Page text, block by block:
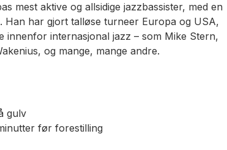
mest aktive og allsidige jazzbassister, med en
Han har gjort talløse turneer Europa og USA,
innenfor internasjonal jazz – som Mike Stern,
og mange, mange andre.
gulv
før forestilling